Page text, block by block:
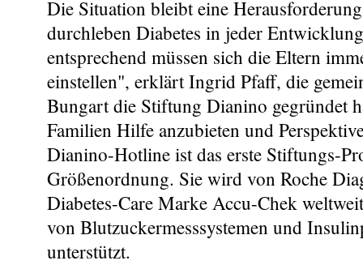
Die Situation bleibt eine
durchleben Diabetes in jeder
entsprechend müssen sich die Eltern
einstellen", erklärt Ingrid Pfaff, die
Bungart die Stiftung Dianino gegründet
Familien Hilfe anzubieten und
Dianino-Hotline ist das erste Stiftungs-
Größenordnung. Sie wird von Roche
Diabetes-Care Marke Accu-Chek
von Blutzuckermesssystemen und
unterstützt.